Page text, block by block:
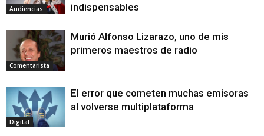
Audiencias
indispensables
Comentarista
Murió Alfonso Lizarazo, uno de mis
primeros maestros de radio
Digital
El error que cometen muchas emisoras
al volverse multiplataforma